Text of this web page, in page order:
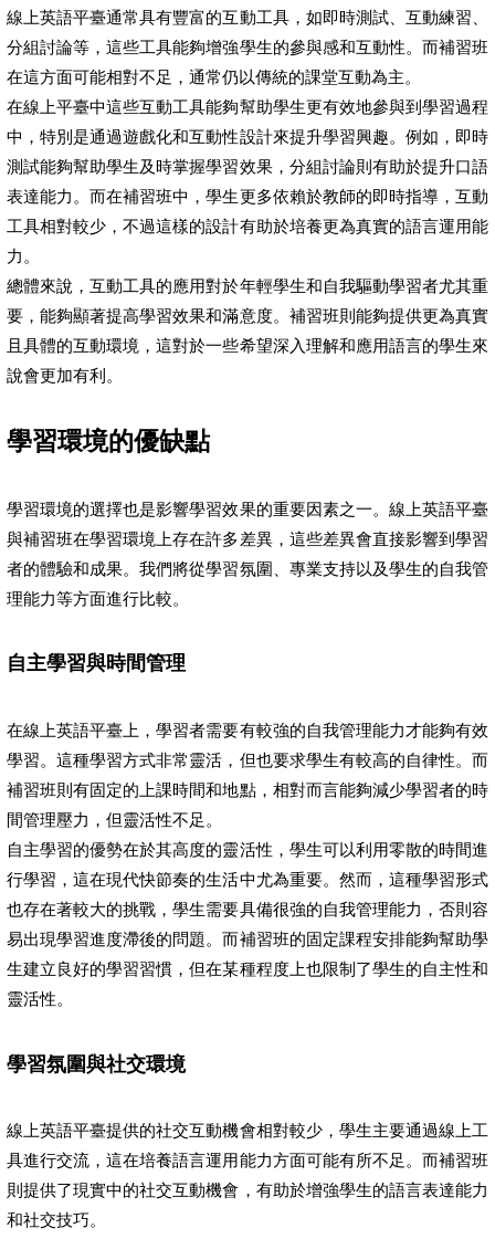
線上英語平臺通常具有豐富的互動工具，如即時測試、互動練習、
分組討論等，這些工具能夠增強學生的參與感和互動性。而補習班
在這方面可能相對不足，通常仍以傳統的課堂互動為主。
在線上平臺中這些互動工具能夠幫助學生更有效地參與到學習過程
中，特別是通過遊戲化和互動性設計來提升學習興趣。例如，即時
測試能夠幫助學生及時掌握學習效果，分組討論則有助於提升口語
表達能力。而在補習班中，學生更多依賴於教師的即時指導，互動
工具相對較少，不過這樣的設計有助於培養更為真實的語言運用能
力。
總體來說，互動工具的應用對於年輕學生和自我驅動學習者尤其重
要，能夠顯著提高學習效果和滿意度。補習班則能夠提供更為真實
且具體的互動環境，這對於一些希望深入理解和應用語言的學生來
說會更加有利。
學習環境的優缺點
學習環境的選擇也是影響學習效果的重要因素之一。線上英語平臺
與補習班在學習環境上存在許多差異，這些差異會直接影響到學習
者的體驗和成果。我們將從學習氛圍、專業支持以及學生的自我管
理能力等方面進行比較。
自主學習與時間管理
在線上英語平臺上，學習者需要有較強的自我管理能力才能夠有效
學習。這種學習方式非常靈活，但也要求學生有較高的自律性。而
補習班則有固定的上課時間和地點，相對而言能夠減少學習者的時
間管理壓力，但靈活性不足。
自主學習的優勢在於其高度的靈活性，學生可以利用零散的時間進
行學習，這在現代快節奏的生活中尤為重要。然而，這種學習形式
也存在著較大的挑戰，學生需要具備很強的自我管理能力，否則容
易出現學習進度滯後的問題。而補習班的固定課程安排能夠幫助學
生建立良好的學習習慣，但在某種程度上也限制了學生的自主性和
靈活性。
學習氛圍與社交環境
線上英語平臺提供的社交互動機會相對較少，學生主要通過線上工
具進行交流，這在培養語言運用能力方面可能有所不足。而補習班
則提供了現實中的社交互動機會，有助於增強學生的語言表達能力
和社交技巧。